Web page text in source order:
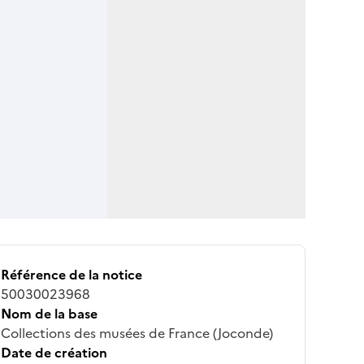
Référence de la notice
50030023968
Nom de la base
Collections des musées de France (Joconde)
Date de création